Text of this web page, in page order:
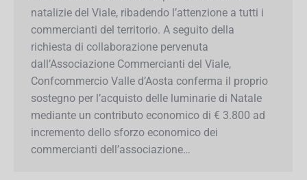
commercianti del territorio. A seguito della
richiesta di collaborazione pervenuta
dall’Associazione Commercianti del Viale,
Confcommercio Valle d’Aosta conferma il
proprio sostegno per l’acquisto delle luminarie di
Natale mediante un contributo economico di €
3.800 ad incremento dello sforzo economico dei
commercianti dell’associazione…